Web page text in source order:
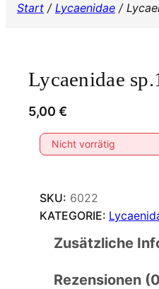
Start / Lycaenidae /
Lycaenidae
5,00 €
Nicht vorrätig
SKU: 6022
KATEGORIE:
Zusätzliche
Rezensionen